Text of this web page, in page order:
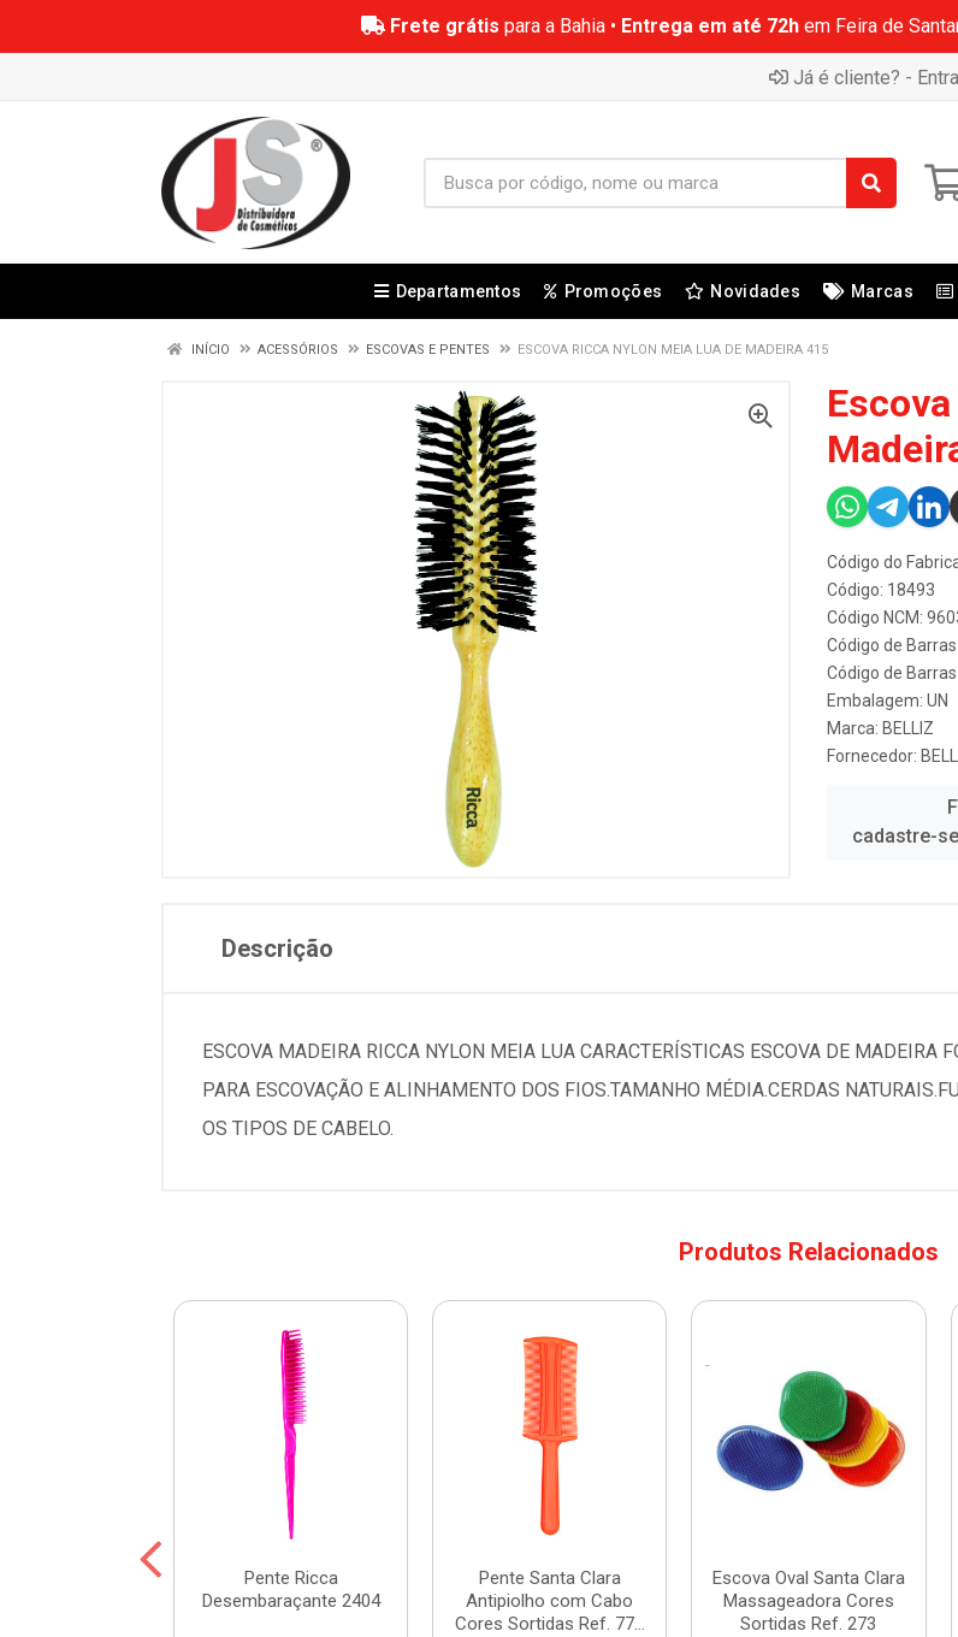
Frete grátis para a Bahia • Entrega em até 72hem Feira de
Já é cliente? -
Departamentos Promoções Novidades Marcas
INÍCIO ACESSÓRIOS ESCOVAS E PENTES ESCOVA RICCA NYLON MEIA LUA DE MADEIRA 415
Código do
Código: 18493
Código NCM:
Código de
Código de
Embalagem: UN
Marca: BELLIZ
Fornecedor:
cadastre-
Descrição
ESCOVA MADEIRA RICCA NYLON MEIA LUA CARACTERÍSTICAS ESCOVA DE MADEIRA
PARA ESCOVAÇÃO E ALINHAMENTO DOS FIOS.TAMANHO MÉDIA.CERDAS
OS TIPOS DE CABELO.
Produtos Relacionados
Pente Ricca
Desembaraçante 2404
Pente Santa Clara
Antipiolho com Cabo
Cores Sortidas Ref. 77...
Escova Oval Santa Clara
Massageadora Cores
Sortidas Ref. 273